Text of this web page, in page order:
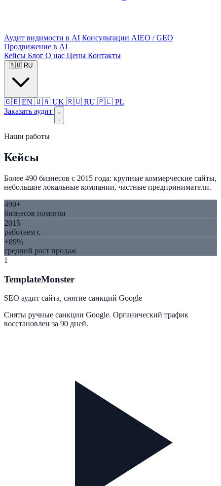
Аудит видимости в AI Консультации AIEO / GEO
Продвижение в AI
Кейсы Блог О нас Цены Контакты
🇷🇺 RU
🇬🇧 EN 🇺🇦 UK 🇷🇺 RU 🇵🇱 PL
Заказать аудит
Наши работы
Кейсы
Более 490 бизнесов с 2015 года: крупные коммерческие сайты,
небольшие локальные компании, частные предприниматели.
490+
бизнесов помогли
2015
работаем с
+89%
средний рост продаж
1
TemplateMonster
SEO аудит сайта, снятие санкций Google
Сняты ручные санкции Google. Органический трафик
восстановлен за 90 дней.